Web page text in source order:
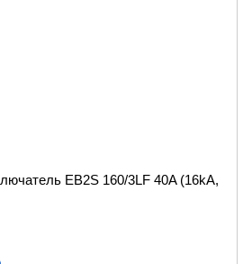
EB2S 160/3LF 40A (16kA,